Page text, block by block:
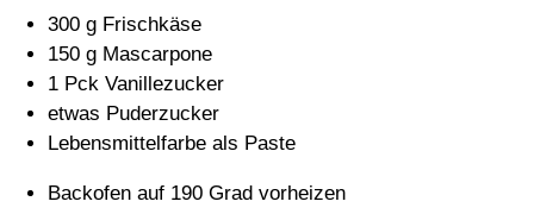
300 g Frischkäse
150 g Mascarpone
1 Pck Vanillezucker
etwas Puderzucker
Lebensmittelfarbe als Paste
Backofen auf 190 Grad vorheizen